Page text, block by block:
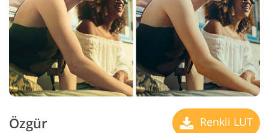
Özgür Renkli LUT